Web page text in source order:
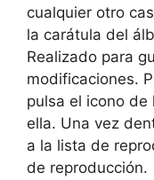
cualquier otro
la carátula del
Realizado para
modificaciones.
pulsa el icono
ella. Una vez
a la lista de
de reproducción.